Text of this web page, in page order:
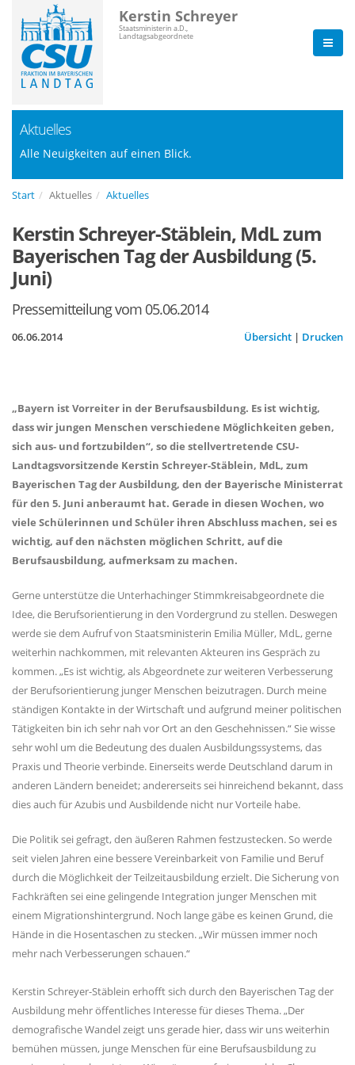
Kerstin Schreyer
Staatsministerin a.D.,
Landtagsabgeordnete
Aktuelles
Alle Neuigkeiten auf einen Blick.
Start Aktuelles Aktuelles
Kerstin Schreyer-Stäblein, MdL zum
Bayerischen Tag der Ausbildung (5.
Juni)
Pressemitteilung vom 05.06.2014
06.06.2014 Übersicht | Drucken
Bayern ist Vorreiter in der Berufsausbildung. Es ist wichtig,
dass wir jungen Menschen verschiedene Möglichkeiten geben,
sich aus- und fortzubilden“, so die stellvertretende CSU-
Landtagsvorsitzende Kerstin Schreyer-Stäblein, MdL, zum
Bayerischen Tag der Ausbildung, den der Bayerische Ministerrat
für den 5. Juni anberaumt hat. Gerade in diesen Wochen, wo
viele Schülerinnen und Schüler ihren Abschluss machen, sei es
wichtig, auf den nächsten möglichen Schritt, auf die
Berufsausbildung, aufmerksam zu machen.
Gerne unterstütze die Unterhachinger Stimmkreisabgeordnete die
Idee, die Berufsorientierung in den Vordergrund zu stellen. Deswegen
werde sie dem Aufruf von Staatsministerin Emilia Müller, MdL, gerne
weiterhin nachkommen, mit relevanten Akteuren ins Gespräch zu
kommen. „Es ist wichtig, als Abgeordnete zur weiteren Verbesserung
der Berufsorientierung junger Menschen beizutragen. Durch meine
ständigen Kontakte in der Wirtschaft und aufgrund meiner politischen
Tätigkeiten bin ich sehr nah vor Ort an den Geschehnissen.“ Sie wisse
sehr wohl um die Bedeutung des dualen Ausbildungssystems, das
Praxis und Theorie verbinde. Einerseits werde Deutschland darum in
anderen Ländern beneidet; andererseits sei hinreichend bekannt, dass
dies auch für Azubis und Ausbildende nicht nur Vorteile habe.
Die Politik sei gefragt, den äußeren Rahmen festzustecken. So werde
seit vielen Jahren eine bessere Vereinbarkeit von Familie und Beruf
durch die Möglichkeit der Teilzeitausbildung erzielt. Die Sicherung von
Fachkräften sei eine gelingende Integration junger Menschen mit
einem Migrationshintergrund. Noch lange gäbe es keinen Grund, die
Hände in die Hosentaschen zu stecken. „Wir müssen immer noch
mehr nach Verbesserungen schauen.“
Kerstin Schreyer-Stäblein erhofft sich durch den Bayerischen Tag der
Ausbildung mehr öffentliches Interesse für dieses Thema. „Der
demografische Wandel zeigt uns gerade hier, dass wir uns weiterhin
bemühen müssen, junge Menschen für eine Berufsausbildung zu